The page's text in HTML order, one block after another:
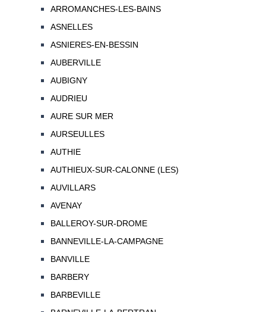
ARROMANCHES-LES-BAINS
ASNELLES
ASNIERES-EN-BESSIN
AUBERVILLE
AUBIGNY
AUDRIEU
AURE SUR MER
AURSEULLES
AUTHIE
AUTHIEUX-SUR-CALONNE (LES)
AUVILLARS
AVENAY
BALLEROY-SUR-DROME
BANNEVILLE-LA-CAMPAGNE
BANVILLE
BARBERY
BARBEVILLE